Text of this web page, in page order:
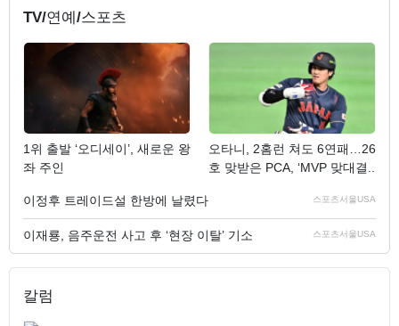
TV/연예/스포츠
1위 출발 ‘오디세이’, 새로운 왕
좌 주인
오타니, 2홈런 쳐도 6연패…26
호 맞받은 PCA, ‘MVP 맞대결..
스포츠서울USA
이정후 트레이드설 한방에 날렸다
스포츠서울USA
이재룡, 음주운전 사고 후 ‘현장 이탈’ 기소
칼럼